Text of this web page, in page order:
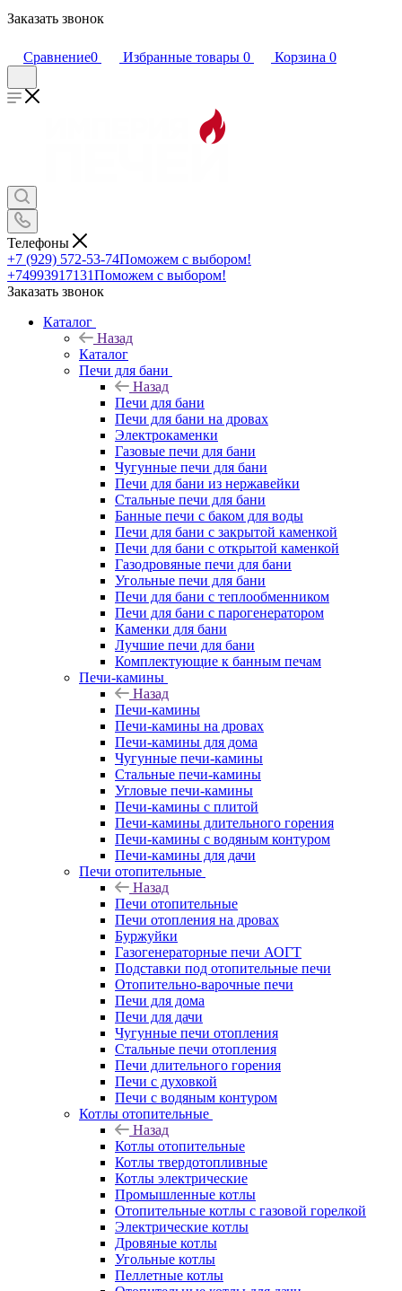
Заказать звонок
Сравнение0 Избранные товары 0 Корзина 0
Телефоны
+7 (929) 572-53-74Поможем с выбором!
+74993917131Поможем с выбором!
Заказать звонок
Каталог
Назад
Каталог
Печи для бани
Назад
Печи для бани
Печи для бани на дровах
Электрокаменки
Газовые печи для бани
Чугунные печи для бани
Печи для бани из нержавейки
Стальные печи для бани
Банные печи с баком для воды
Печи для бани с закрытой каменкой
Печи для бани с открытой каменкой
Газодровяные печи для бани
Угольные печи для бани
Печи для бани с теплообменником
Печи для бани с парогенератором
Каменки для бани
Лучшие печи для бани
Комплектующие к банным печам
Печи-камины
Назад
Печи-камины
Печи-камины на дровах
Печи-камины для дома
Чугунные печи-камины
Стальные печи-камины
Угловые печи-камины
Печи-камины с плитой
Печи-камины длительного горения
Печи-камины с водяным контуром
Печи-камины для дачи
Печи отопительные
Назад
Печи отопительные
Печи отопления на дровах
Буржуйки
Газогенераторные печи АОГТ
Подставки под отопительные печи
Отопительно-варочные печи
Печи для дома
Печи для дачи
Чугунные печи отопления
Стальные печи отопления
Печи длительного горения
Печи с духовкой
Печи с водяным контуром
Котлы отопительные
Назад
Котлы отопительные
Котлы твердотопливные
Котлы электрические
Промышленные котлы
Отопительные котлы с газовой горелкой
Электрические котлы
Дровяные котлы
Угольные котлы
Пеллетные котлы